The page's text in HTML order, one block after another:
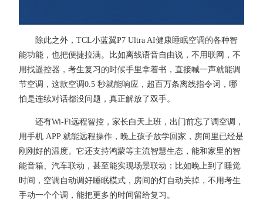
除此之外，TCL小蓝翼P7 Ultra AI健康睡眠空调的各种智
能功能，也把便捷拉满。比如离线语音自由说，不用联网，不
用找遥控器，考生复习的时候手里拿着书，直接喊一声就能调
节空调，这款空调0.5 秒就能响应，超百万条离线指令词，哪
怕是连续对话都没问题，真正解放了双手。
还有Wi-Fi远程智控，家长白天上班，出门前忘了调空调，
用手机 APP 就能远程操作，晚上孩子放学回家，房间里已经是
刚刚好的温度。它还支持鸿蒙等主流智慧生态，能和家里的智
能音箱、汽车联动，甚至能实现场景联动：比如晚上到了睡觉
时间，空调自动调好睡眠模式，房间的灯自动关掉，不用考生
手动一个个调，能把更多的时间留给复习。